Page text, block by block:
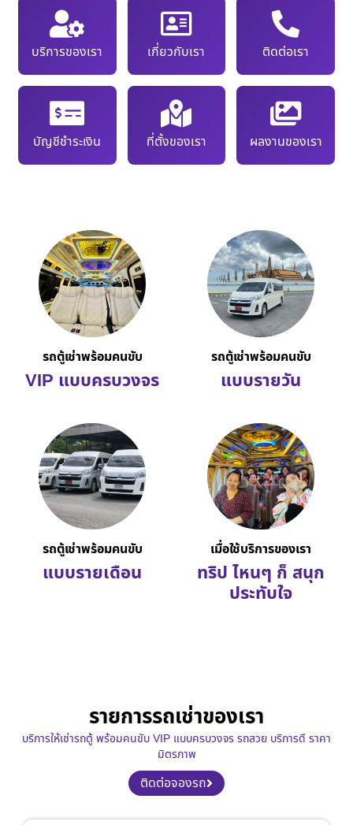
บริการของเรา เกี่ยวกับเรา ติดต่อเรา
บัญชีชำระเงิน ที่ตั้งของเรา ผลงานของเรา
รถตู้เช่าพร้อมคนขับ
VIP แบบครบวงจร
รถตู้เช่าพร้อมคนขับ
แบบรายวัน
รถตู้เช่าพร้อมคนขับ
แบบรายเดือน
เมื่อใช้บริการของเรา
ทริป ไหนๆ ก็ สนุก
ประทับใจ
รายการรถเช่าของเรา
บริการให้เช่ารถตู้ พร้อมคนขับ VIP แบบครบวงจร รถสวย บริการดี ราคา
มิตรภาพ
ติดต่อจองรถ